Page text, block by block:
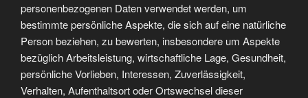
personenbezogenen Daten verwendet werden, um
bestimmte persönliche Aspekte, die sich auf eine natürliche
Person beziehen, zu bewerten, insbesondere um Aspekte
bezüglich Arbeitsleistung, wirtschaftliche Lage, Gesundheit,
persönliche Vorlieben, Interessen, Zuverlässigkeit,
Verhalten, Aufenthaltsort oder Ortswechsel dieser